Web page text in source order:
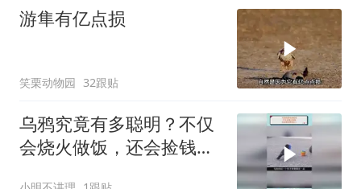
游隼有亿点损
笑栗动物园 32跟贴
乌鸦究竟有多聪明？不仅
会烧火做饭，还会捡钱养